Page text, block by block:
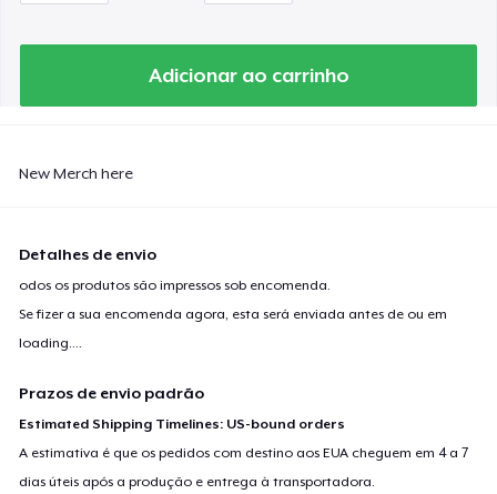
Adicionar ao carrinho
New Merch here
Detalhes de envio
odos os produtos são impressos sob encomenda.
Se fizer a sua encomenda agora, esta será enviada antes de ou em
loading....
Prazos de envio padrão
Estimated Shipping Timelines: US-bound orders
A estimativa é que os pedidos com destino aos EUA cheguem em 4 a 7
dias úteis após a produção e entrega à transportadora.